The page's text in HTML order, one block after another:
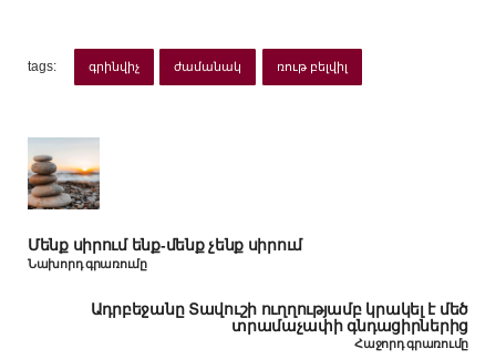
tags: գրինվիչ ժամանակ ռութ բելվիլ
Մենք սիրում ենք-մենք չենք սիրում
Նախորդ գրառումը
Ադրբեջանը Տավուշի ուղղությամբ կրակել է մեծ
տրամաչափի գնդացիրներից
Հաջորդ գրառումը